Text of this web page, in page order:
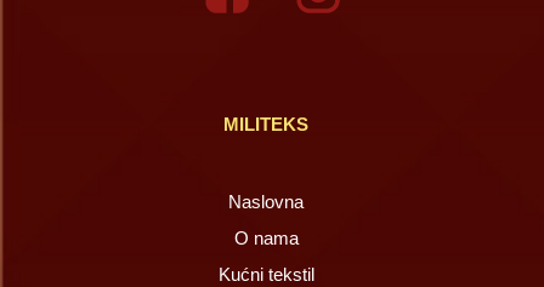
MILITEKS
Naslovna
O nama
Kućni tekstil